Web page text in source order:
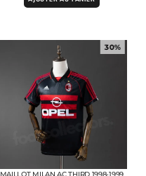
30%
MAILLOT MILAN AC THIRD 1998-1999